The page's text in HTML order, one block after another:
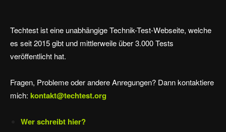
Techtest ist eine unabhängige Technik-Test-Webseite, welche
es seit 2015 gibt und mittlerweile über 3.000 Tests
veröffentlicht hat.
Fragen, Probleme oder andere Anregungen? Dann kontaktiere
mich: kontakt@techtest.org
Wer schreibt hier?